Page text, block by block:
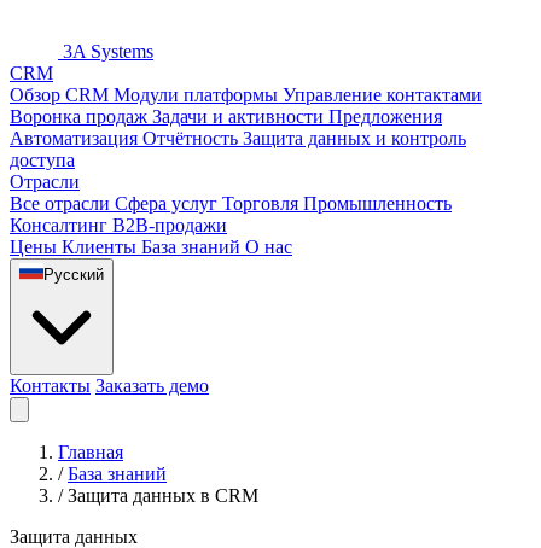
3A Systems
CRM
Обзор CRM Модули платформы Управление контактами
Воронка продаж Задачи и активности Предложения
Автоматизация Отчётность Защита данных и контроль
доступа
Отрасли
Все отрасли Сфера услуг Торговля Промышленность
Консалтинг B2B-продажи
Цены Клиенты База знаний О нас
Русский
Контакты Заказать демо
Главная
/ База знаний
/ Защита данных в CRM
Защита данных